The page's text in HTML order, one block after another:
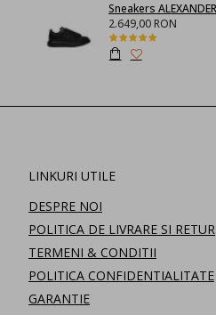
2.649,00 RON
LINKURI UTILE
DESPRE NOI
POLITICA DE LIVRARE SI RETUR
TERMENI & CONDITII
POLITICA CONFIDENTIALITATE
GARANTIE